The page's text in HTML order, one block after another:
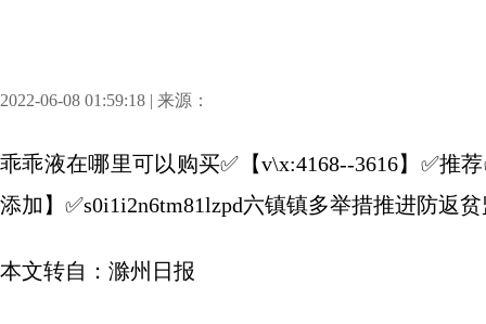
2022-06-08 01:59:18 | 来源：
乖乖液在哪里可以购买✅【v\x:4168--3616】✅推
添加】✅s0i1i2n6tm81lzpd六镇镇多举措推进防返
本文转自：滁州日报